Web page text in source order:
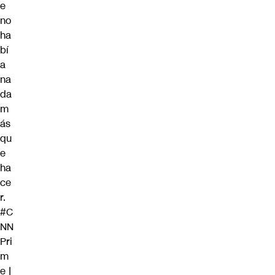
e
no
ha
bí
a
na
da
m
ás
qu
e
ha
ce
r.
#C
NN
Pri
m
e |